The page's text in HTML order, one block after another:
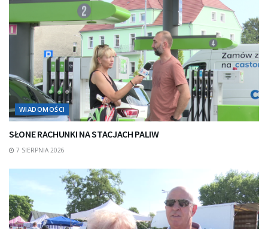
WIADOMOŚCI
SŁONE RACHUNKI NA STACJACH PALIW
7 SIERPNIA 2026